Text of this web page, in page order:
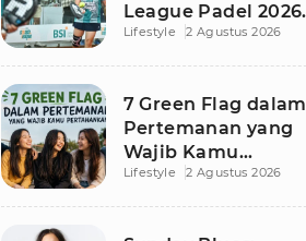
League Padel 2026
Besutan RANS
Lifestyle 2 Agustus 2026
7 Green Flag dalam
Pertemanan yang
Wajib Kamu
Pertahankan, Bikin
Lifestyle 2 Agustus 2026